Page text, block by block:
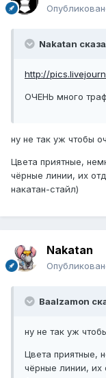
Nakatan
http://
ОЧЕНЬ много
ну не так уж чтобы
Цвета приятные,
чёрные линии, их
накатан-стайл)
Nakatan
Baalzamon
ну не так уж
Цвета приятные,
чёрные линии, их